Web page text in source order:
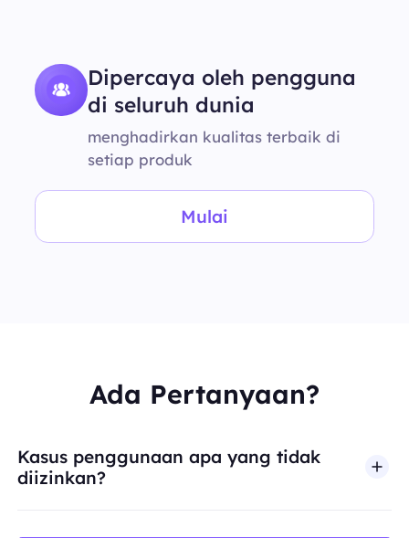
Dipercaya oleh pengguna
di seluruh dunia
menghadirkan kualitas terbaik di
setiap produk
Mulai
Ada Pertanyaan?
Kasus penggunaan apa yang tidak
diizinkan?